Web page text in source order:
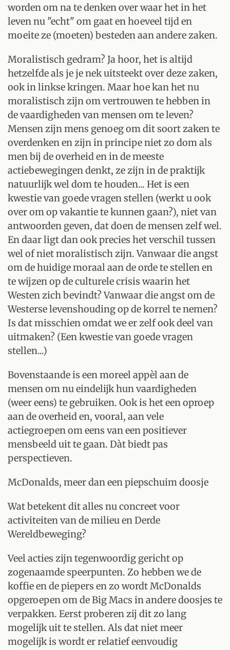
worden om na te denken over waar het in het
leven nu "echt" om gaat en hoeveel tijd en
moeite ze (moeten) besteden aan andere zaken.
Moralistisch gedram? Ja hoor, het is altijd
hetzelfde als je je nek uitsteekt over deze zaken,
ook in linkse kringen. Maar hoe kan het nu
moralistisch zijn om vertrouwen te hebben in
de vaardigheden van mensen om te leven?
Mensen zijn mens genoeg om dit soort zaken te
overdenken en zijn in principe niet zo dom als
men bij de overheid en in de meeste
actiebewegingen denkt, ze zijn in de praktijk
natuurlijk wel dom te houden... Het is een
kwestie van goede vragen stellen (werkt u ook
over om op vakantie te kunnen gaan?), niet van
antwoorden geven, dat doen de mensen zelf wel.
En daar ligt dan ook precies het verschil tussen
wel of niet moralistisch zijn. Vanwaar die angst
om de huidige moraal aan de orde te stellen en
te wijzen op de culturele crisis waarin het
Westen zich bevindt? Vanwaar die angst om de
Westerse levenshouding op de korrel te nemen?
Is dat misschien omdat we er zelf ook deel van
uitmaken? (Een kwestie van goede vragen
stellen...)
Bovenstaande is een moreel appèl aan de
mensen om nu eindelijk hun vaardigheden
(weer eens) te gebruiken. Ook is het een oproep
aan de overheid en, vooral, aan vele
actiegroepen om eens van een positiever
mensbeeld uit te gaan. Dàt biedt pas
perspectieven.
McDonalds, meer dan een piepschuim doosje
Wat betekent dit alles nu concreet voor
activiteiten van de milieu en Derde
Wereldbeweging?
Veel acties zijn tegenwoordig gericht op
zogenaamde speerpunten. Zo hebben we de
koffie en de piepers en zo wordt McDonalds
opgeroepen om de Big Macs in andere doosjes te
verpakken. Eerst proberen zij dit zo lang
mogelijk uit te stellen. Als dat niet meer
mogelijk is wordt er relatief eenvoudig